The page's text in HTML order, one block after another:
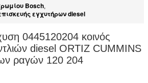
Bosch,
εγχυτήρων diesel
0445120204 κοινός
diesel ORTIZ CUMMINS
ραγών 120 204